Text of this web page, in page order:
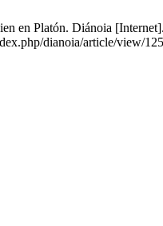
en Platón. Diánoia
dianoia/article/view/